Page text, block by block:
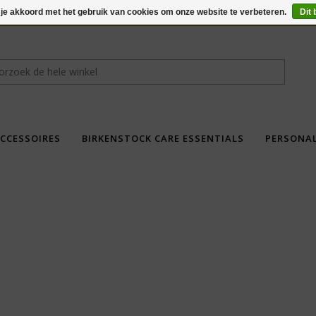
BIRKENSTOCK CARE ESSENTIALS
akkoord met het gebruik van cookies om onze website te verbeteren. Dit